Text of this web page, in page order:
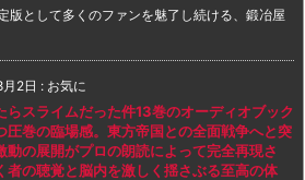
版として多くのファンを魅了し続ける、鍛冶屋
2日 : お気に
らスライムだった件13巻のオーディオブック
圧巻の臨場感。東方帝国との全面戦争へと突
動の展開がプロの朗読によって完全再現さ
者の聴覚と脳内を激しく揺さぶる至高の体